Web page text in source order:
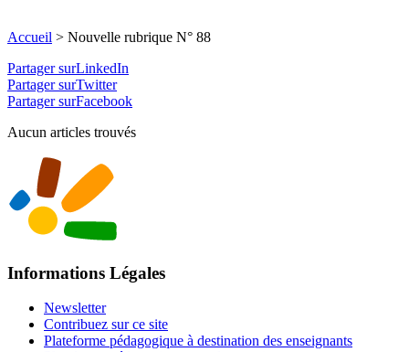
Accueil > Nouvelle rubrique N° 88
Partager surLinkedIn
Partager surTwitter
Partager surFacebook
Aucun articles trouvés
Informations Légales
Newsletter
Contribuez sur ce site
Plateforme pédagogique à destination des enseignants